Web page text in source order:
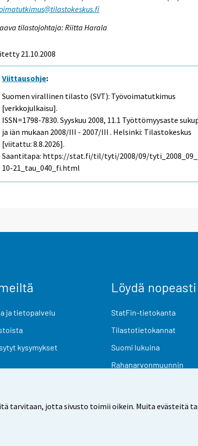
tarvitaan, jotta sivusto toimii oikein. Muita evästeitä
tilastojohtaja: Riitta Harala
21.10.2008
Viittausohje:
Suomen virallinen tilasto (SVT): Työvoimatutkimus
[verkkojulkaisu].
ISSN=1798-7830.Syyskuu 2008, 11.1 Työttömyysaste
ja iän mukaan 2008/III - 2007/III . Helsinki: Tilastokeskus
[viitattu: 8.8.2026].
Saantitapa: https://stat.fi/til/tyti/2008/09/
10-21_tau_040_fi.html
ja tietopalvelu
kysymykset
Löydä nopeasti
StatFin-tietokanta
Tilastotietokannat
Suomi lukuina
Rahanarvonmuunnin